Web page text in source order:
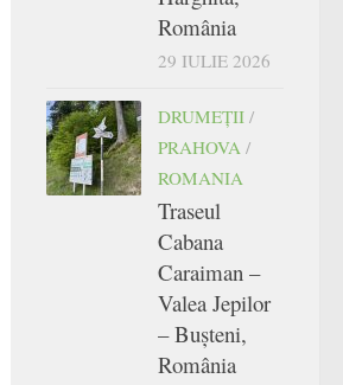
România
29 IULIE 2026
DRUMEŢII /
PRAHOVA /
ROMANIA
Traseul
Cabana
Caraiman –
Valea Jepilor
– Bușteni,
România